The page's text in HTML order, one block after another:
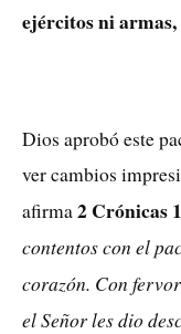
ejércitos ni
Dios aprobó este
ver cambios
afirma2 Crónicas
contentos con el
corazón. Con
el Señor les dio